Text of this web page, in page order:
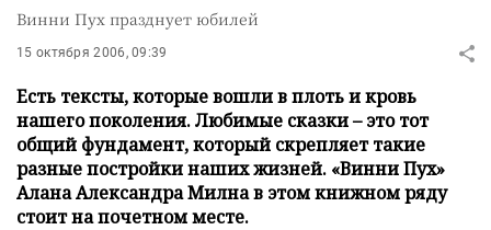
Винни Пух празднует юбилей
15 октября 2006, 09:39
Есть тексты, которые вошли в плоть и кровь
нашего поколения. Любимые сказки – это тот
общий фундамент, который скрепляет такие
разные постройки наших жизней. «Винни Пух»
Алана Александра Милна в этом книжном ряду
стоит на почетном месте.